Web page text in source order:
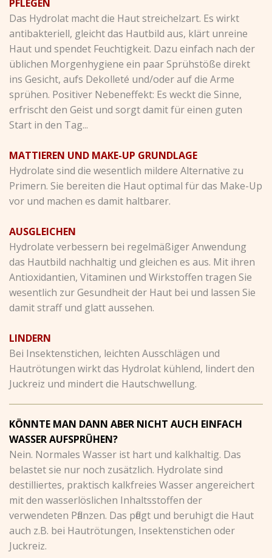
PFLEGEN
Das Hydrolat macht die Haut streichelzart. Es wirkt
antibakteriell, gleicht das Hautbild aus, klärt unreine
Haut und spendet Feuchtigkeit. Dazu einfach nach der
üblichen Morgenhygiene ein paar Sprühstöße direkt
ins Gesicht, aufs Dekolleté und/oder auf die Arme
sprühen. Positiver Nebeneffekt: Es weckt die Sinne,
erfrischt den Geist und sorgt damit für einen guten
Start in den Tag...
MATTIEREN UND MAKE-UP GRUNDLAGE
Hydrolate sind die wesentlich mildere Alternative zu
Primern. Sie bereiten die Haut optimal für das Make-Up
vor und machen es damit haltbarer.
AUSGLEICHEN
Hydrolate verbessern bei regelmäßiger Anwendung
das Hautbild nachhaltig und gleichen es aus. Mit ihren
Antioxidantien, Vitaminen und Wirkstoffen tragen Sie
wesentlich zur Gesundheit der Haut bei und lassen Sie
damit straff und glatt aussehen.
LINDERN
Bei Insektenstichen, leichten Ausschlägen und
Hautrötungen wirkt das Hydrolat kühlend, lindert den
Juckreiz und mindert die Hautschwellung.
KÖNNTE MAN DANN ABER NICHT AUCH EINFACH
WASSER AUFSPRÜHEN?
Nein. Normales Wasser ist hart und kalkhaltig. Das
belastet sie nur noch zusätzlich. Hydrolate sind
destilliertes, praktisch kalkfreies Wasser angereichert
mit den wasserlöslichen Inhaltsstoffen der
verwendeten Pflanzen. Das pflegt und beruhigt die Haut
auch z.B. bei Hautrötungen, Insektenstichen oder
Juckreiz.